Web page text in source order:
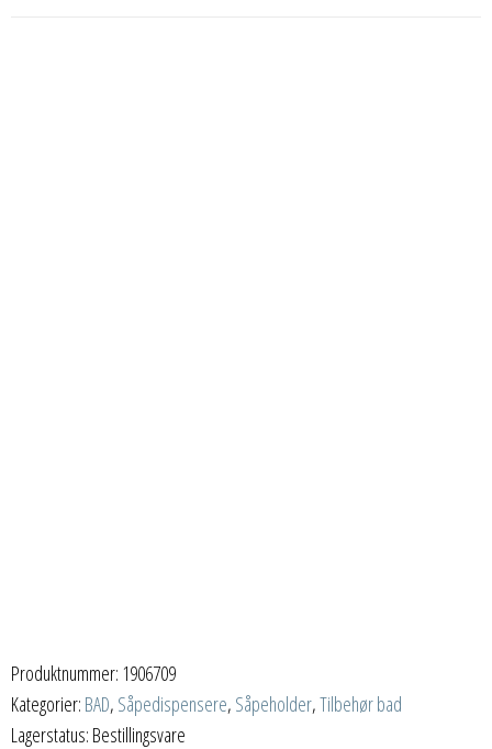
Produktnummer: 1906709
Kategorier: BAD, Såpedispensere, Såpeholder,Tilbehør bad
Lagerstatus: Bestillingsvare